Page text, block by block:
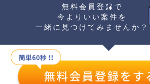
無料会員登録で
今よりいい案件を
一緒に見つけてみませんか？